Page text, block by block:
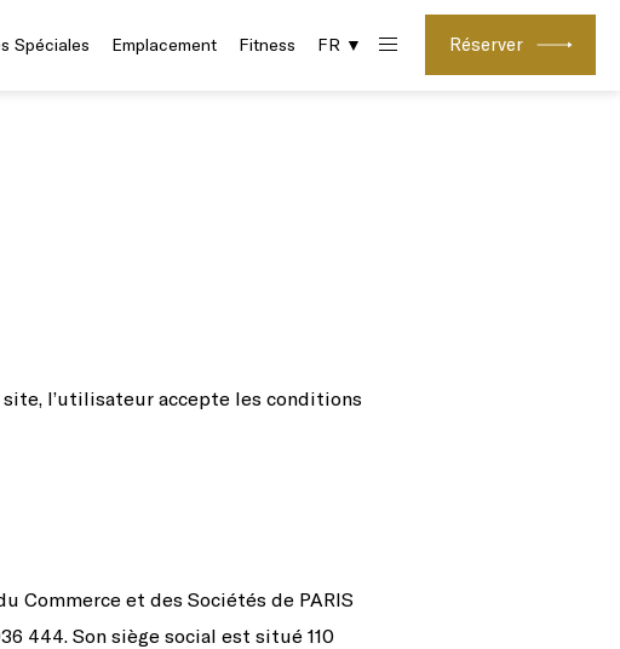
Réserver
Spéciales Emplacement Fitness FR ▼
l’utilisateur accepte les conditions
Commerce et des Sociétés de PARIS
444. Son siège social est situé 110